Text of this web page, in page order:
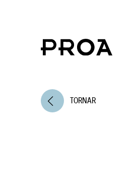
arrow_back_ios TORNAR